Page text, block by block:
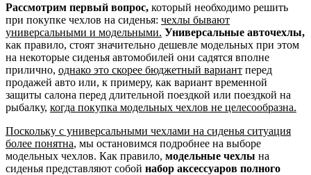
Рассмотрим первый вопрос, который необходимо решить
при покупке чехлов на сиденья: чехлы бывают
универсальными и модельными. Универсальные авточехлы,
как правило, стоят значительно дешевле модельных при этом
на некоторые сиденья автомобилей они садятся вполне
прилично, однако это скорее бюджетный вариант перед
продажей авто или, к примеру, как вариант временной
защиты салона перед длительной поездкой или поездкой на
рыбалку, когда покупка модельных чехлов не целесообразна.
Поскольку с универсальными чехлами на сиденья ситуация
более понятна, мы остановимся подробнее на выборе
модельных чехлов. Как правило, модельные чехлы на
сиденья представляют собой набор аксессуаров полного